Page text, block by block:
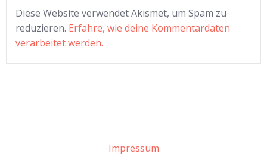
Diese Website verwendet Akismet, um Spam zu
reduzieren. Erfahre, wie deine Kommentardaten
verarbeitet werden.
Impressum